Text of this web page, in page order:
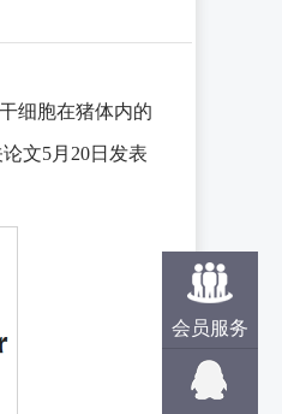
细胞在猪体内的
文5月20日发表
会员服务